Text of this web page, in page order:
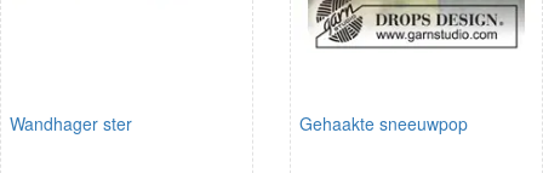
Wandhager ster Gehaakte sneeuwpop